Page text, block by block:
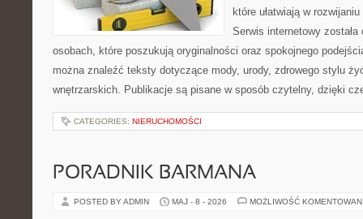
które ułatwiają w
Serwis internetowy
osobach, które poszukują oryginalności oraz spokojnego
można znaleźć teksty dotyczące mody, urody, zdrowego stylu
wnętrzarskich. Publikacje są pisane w sposób czytelny, dzięki
CATEGORIES: NIERUCHOMOŚCI
PORADNIK BARMANA
POSTED BY ADMIN MAJ - 8 - 2026 MOŻLIWOŚĆ